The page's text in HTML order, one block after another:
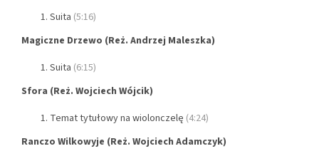
Suita (5:16)
Magiczne Drzewo (Reż. Andrzej Maleszka)
Suita (6:15)
Sfora (Reż. Wojciech Wójcik)
Temat tytułowy na wiolonczelę (4:24)
Ranczo Wilkowyje (Reż. Wojciech Adamczyk)